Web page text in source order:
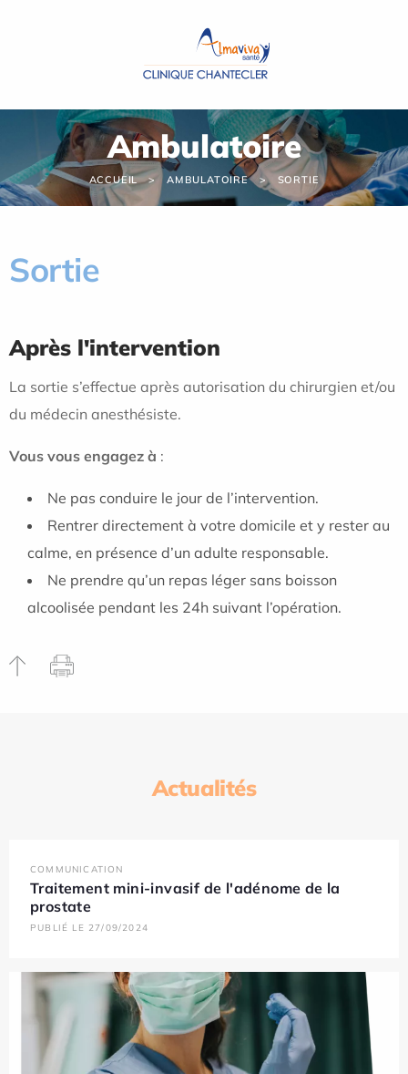
Ambulatoire
ACCUEIL AMBULATOIRE SORTIE
Sortie
Après l'intervention
La sortie s’effectue après autorisation du chirurgien et/ou
du médecin anesthésiste.
Vous vous engagez à :
Ne pas conduire le jour de l’intervention.
Rentrer directement à votre domicile et y rester au
calme, en présence d’un adulte responsable.
Ne prendre qu’un repas léger sans boisson
alcoolisée pendant les 24h suivant l’opération.
Actualités
COMMUNICATION
Traitement mini-invasif de l'adénome de la
prostate
PUBLIÉ LE 27/09/2024